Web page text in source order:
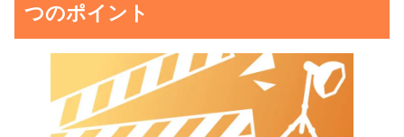
つのポイント